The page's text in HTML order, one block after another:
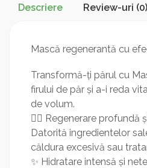
Descriere Review-uri (0)
Mască regenerantă cu
Transformă-ți părul cu
firului de păr și a-i reda
de volum.
💆‍♀️ Regenerare
Datorită ingredientelor
căldura excesivă sau
✨ Hidratare intensă și